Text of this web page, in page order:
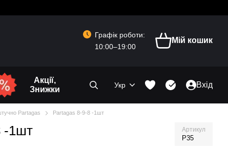
Графік роботи:
10:00–19:00
Мій кошик
Акції,
Знижки
Укр Вхід
Partagas Partagas 8-9-8 -1шт
-1шт Артикул
P35